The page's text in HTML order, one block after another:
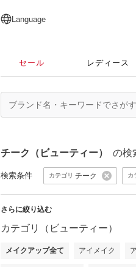
日本語
English
简体中文
繁體中文
Language
セール レディース
チーク（ビューティー） の検
検索条件 カテゴリ チーク カ
さらに絞り込む
カテゴリ（ビューティー）
メイクアップ全て アイメイク